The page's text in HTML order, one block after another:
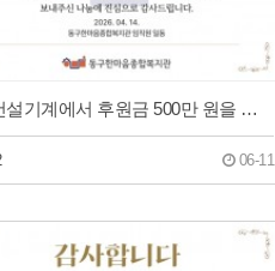
HD 건설기계에서 후원금 500만 원을 전달해 주셨습니다!
06-11